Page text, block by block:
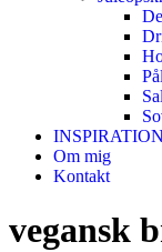
INSPIRATION
Om mig
Kontakt
vegansk